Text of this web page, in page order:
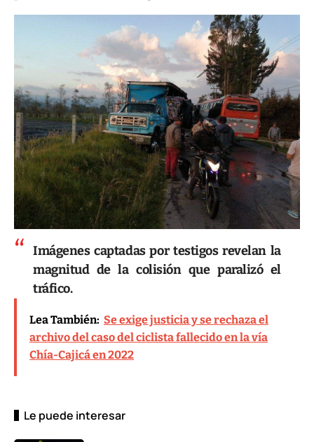
Imágenes captadas por testigos revelan la
magnitud de la colisión que paralizó el
tráfico.
Lea También: Se exige justicia y se rechaza el
archivo del caso del ciclista fallecido en la vía
Chía-Cajicá en 2022
Le puede interesar